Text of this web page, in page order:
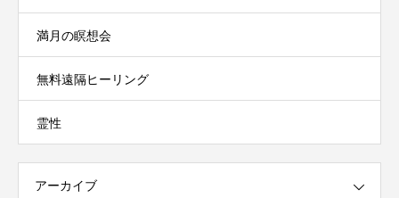
満月の瞑想会
無料遠隔ヒーリング
霊性
アーカイブ